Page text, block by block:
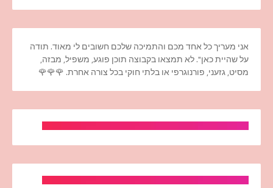
אני מעריך כל אחד מכם והתמיכה שלכם חשובים לי מאוד. תודה
על שהיית כאן". לא תמצאו בקבוצה תוכן פוגע, משפיל, מבזה,
מסיט, גזעני, פורנוגרפי או בלתי חוקי בכל צורה אחרת. 🌹🌹🌹